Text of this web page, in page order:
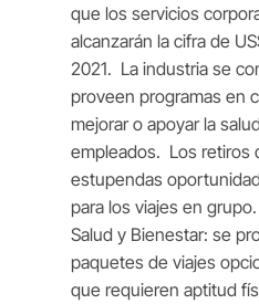
que los servicios
alcanzarán la cifra de
2021. La industria se
proveen programas en
mejorar o apoyar la
empleados. Los retiros
estupendas
para los viajes en grupo.
Salud y Bienestar: se
paquetes de viajes
que requieren aptitud